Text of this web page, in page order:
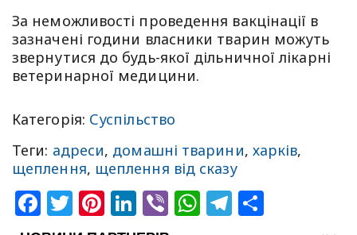
За неможливості проведення вакцінації в
зазначені години власники тварин можуть
звернутися до будь-якої дільничної лікарні
ветеринарної медицини.
Категорія: Суспільство
Теги: адреси, домашні тварини, харків,
щеплення, щеплення від сказу
Facebook
Twitter
Pinterest
LinkedIn
ViberWhatsApp
Telegram